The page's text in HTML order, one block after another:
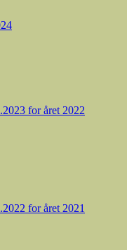
for året 2022
for året 2021